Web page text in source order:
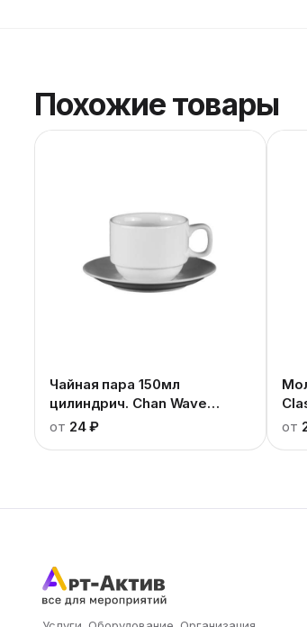
Похожие товары
Чайная пара 150мл
цилиндрич. Chan Wave
Classic
от 24 ₽
от